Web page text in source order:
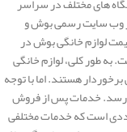
وب سایت رسمی بوش و
لوازم خانگی بوش در
به طور کلی، لوازم خانگی
هستند. اما با توجه
رسد. خدمات پس از فروش
است که خدمات مختلفی